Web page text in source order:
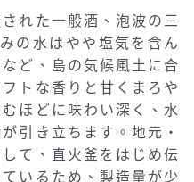
れた一般酒、泡波の三
の水はやや塩気を含ん
ど、島の気候風土に合
トな香りと甘くまろや
ほどに味わい深く、水
引き立ちます。地元・
て、直火釜をはじめ伝
いるため、製造量が少